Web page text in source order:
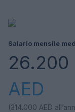
Salario mensile
26.200
AED
(314.000 AED